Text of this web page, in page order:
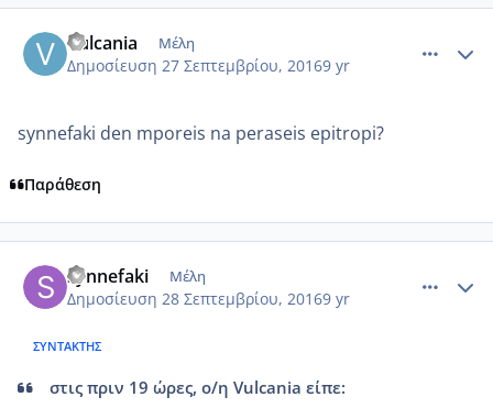
Vulcania Μέλη
Δημοσίευση 27 Σεπτεμβρίου, 20169 yr
synnefaki den mporeis na peraseis epitropi?
Παράθεση
synnefaki Μέλη
Δημοσίευση 28 Σεπτεμβρίου, 20169 yr
ΣΥΝΤΆΚΤΗΣ
στις πριν 19 ώρες, ο/η Vulcania είπε: